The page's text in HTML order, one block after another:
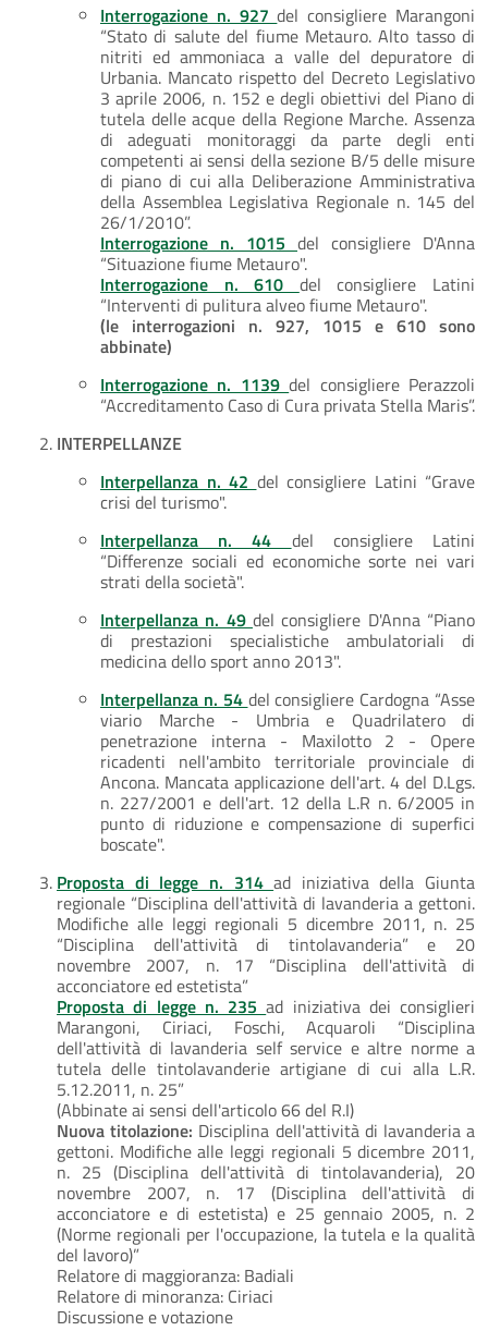
Interrogazione n. 927del consigliere Marangoni
“Stato di salute del fiume Metauro. Alto tasso di
nitriti ed ammoniaca a valle del depuratore di
Urbania. Mancato rispetto del Decreto Legislativo
3 aprile 2006, n. 152 e degli obiettivi del Piano di
tutela delle acque della Regione Marche. Assenza
di adeguati monitoraggi da parte degli enti
competenti ai sensi della sezione B/5 delle misure
di piano di cui alla Deliberazione Amministrativa
della Assemblea Legislativa Regionale n. 145 del
26/1/2010”.
Interrogazione n. 1015 del consigliere D'Anna
“Situazione fiume Metauro".
Interrogazione n. 610 del consigliere Latini
“Interventi di pulitura alveo fiume Metauro".
(le interrogazioni n. 927, 1015 e 610 sono
abbinate)
Interrogazione n. 1139del consigliere Perazzoli
“Accreditamento Caso di Cura privata Stella Maris”.
INTERPELLANZE
Interpellanza n. 42 del consigliere Latini “Grave
crisi del turismo".
Interpellanza n. 44 del consigliere Latini
“Differenze sociali ed economiche sorte nei vari
strati della società".
Interpellanza n. 49 del consigliere D'Anna “Piano
di prestazioni specialistiche ambulatoriali di
medicina dello sport anno 2013".
Interpellanza n. 54 del consigliere Cardogna “Asse
viario Marche - Umbria e Quadrilatero di
penetrazione interna - Maxilotto 2 - Opere
ricadenti nell'ambito territoriale provinciale di
Ancona. Mancata applicazione dell'art. 4 del D.Lgs.
n. 227/2001 e dell'art. 12 della L.R n. 6/2005 in
punto di riduzione e compensazione di superfici
boscate".
Proposta di legge n. 314ad iniziativa della Giunta
regionale “Disciplina dell'attività di lavanderia a gettoni.
Modifiche alle leggi regionali 5 dicembre 2011, n. 25
“Disciplina dell'attività di tintolavanderia” e 20
novembre 2007, n. 17 “Disciplina dell'attività di
acconciatore ed estetista”
Proposta di legge n. 235ad iniziativa dei consiglieri
Marangoni, Ciriaci, Foschi, Acquaroli “Disciplina
dell'attività di lavanderia self service e altre norme a
tutela delle tintolavanderie artigiane di cui alla L.R.
5.12.2011, n. 25”
(Abbinate ai sensi dell'articolo 66 del R.I)
Nuova titolazione: Disciplina dell'attività di lavanderia a
gettoni. Modifiche alle leggi regionali 5 dicembre 2011,
n. 25 (Disciplina dell'attività di tintolavanderia), 20
novembre 2007, n. 17 (Disciplina dell'attività di
acconciatore e di estetista) e 25 gennaio 2005, n. 2
(Norme regionali per l'occupazione, la tutela e la qualità
del lavoro)”
Relatore di maggioranza: Badiali
Relatore di minoranza: Ciriaci
Discussione e votazione